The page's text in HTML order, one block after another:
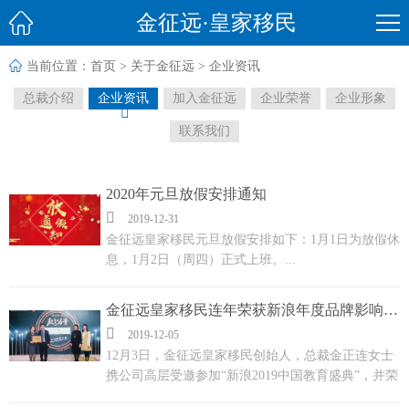
 金征远·皇家移民
 当前位置： 首页 > 关于金征远 > 企业资讯
总裁介绍 企业资讯

加入金征远 企业荣誉 企业形象
联系我们
2020年元旦放假安排通知
 2019-12-31
金征远皇家移民元旦放假安排如下：1月1日为放假休
息，1月2日（周四）正式上班。...
金征远皇家移民连年荣获新浪年度品牌影响力移民机构大奖
 2019-12-05
12月3日，金征远皇家移民创始人，总裁金正连女士
携公司高层受邀参加“新浪2019中国教育盛典”，并荣